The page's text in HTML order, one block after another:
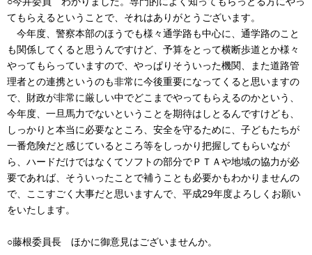
てもらえるということで、それはありがとうございます。
今年度、警察本部のほうでも様々通学路も中心に、通学路のこと
も関係してくると思うんですけど、予算をとって横断歩道とか様々
やってもらっていますので、やっぱりそういった機関、また道路管
理者との連携というのも非常に今後重要になってくると思いますの
で、財政が非常に厳しい中でどこまでやってもらえるのかという、
今年度、一旦馬力でないということを期待はしとるんですけども、
しっかりと本当に必要なところ、安全を守るために、子どもたちが
一番危険だと感じているところ等をしっかり把握してもらいなが
ら、ハードだけではなくてソフトの部分でＰＴＡや地域の協力が必
要であれば、そういったことで補うことも必要かもわかりませんの
で、ここすごく大事だと思いますんで、平成29年度よろしくお願い
をいたします。
○藤根委員長 ほかに御意見はございませんか。